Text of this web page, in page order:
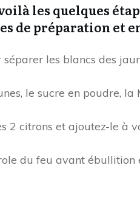
les quelques
de préparation et
les blancs des
le sucre en poudre, la
2 citrons et ajoutez-le à
du feu avant